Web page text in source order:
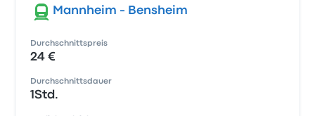
Mannheim - Bensheim
Durchschnittspreis
24 €
Durchschnittsdauer
1Std.